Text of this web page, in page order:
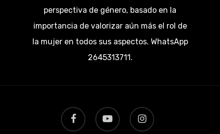
perspectiva de género, basado en la
importancia de valorizar aún más el rol de
la mujer en todos sus aspectos. WhatsApp
2645313711.
facebook youtube instagram